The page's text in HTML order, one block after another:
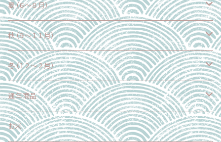
野菜
果物
魚介類
加工食品
夏（６～８月）
野菜
果物
魚介類
加工食品
秋（９～１１月）
野菜
果物
魚介類
冬（１２～２月）
野菜
果物
通年商品
野菜
お米